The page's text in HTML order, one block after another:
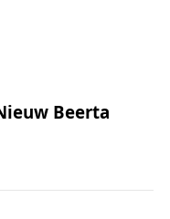
Beerta